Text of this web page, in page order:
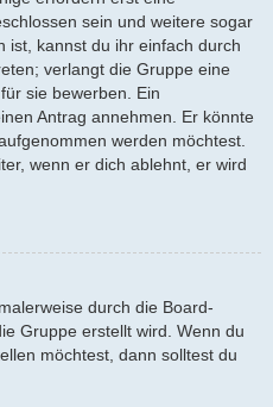
sein und weitere sogar
ist, kannst du ihr einfach durch
verlangt die Gruppe eine
sie bewerben. Ein
Antrag annehmen. Er könnte
werden möchtest.
wenn er dich ablehnt, er wird
durch die Board-
Gruppe erstellt wird. Wenn du
möchtest, dann solltest du